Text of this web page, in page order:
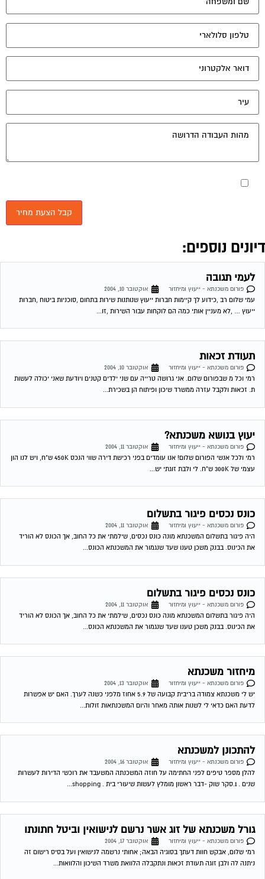
מאשר את תנאי הפרטיות
נוספים:
לעמי תגובה
פורום משכנתא - ייעוץ ומיחזור
רמי וכל מ שבפורום שלום. אני גרושה טרייה עם שני ילדים קטנים ויודעת שאני יכולה לעשות
יעוץ בנושא משכנתא?
פורום משכנתא - ייעוץ ומיחזור
אוקטובר 11, 2004
רמי ולכל אנשי הפורום שלום! אנו עומדים בפני רכישת דירה שווי הנכס 450K ש"ח, ויש לנו הון
עצמי של 300K ש"ח. לי ולבת זוגתי יש...
כונס נכסים פיגור בתשלום
פורום משכנתא - ייעוץ ומיחזור
אוקטובר 11, 2004
היה פיגור בתשלום המשכנתא מונה כונס נכסים, שילמתי את כל החוב, אך הכונס לא הוריד
את הכינוס. בבנק משכן טענו שעד שנגמור את המשכנתא הכונס...
כונס נכסים פיגור בתשלום
פורום משכנתא - ייעוץ ומיחזור
אוקטובר 11, 2004
היה פיגור בתשלום המשכנתא מונה כונס נכסים, שילמתי את כל החוב, אך הכונס לא הוריד
את הכינוס. בבנק משכן טענו שעד שנגמור את המשכנתא הכונס...
מיחזור משכנתא
פורום משכנתא - ייעוץ ומיחזור
אוקטובר 13, 2004
יש לי משכנתא צמודה בריבית קבועה של 5.9 אחוז מלפני כשנה לערך. האם יש אפשרות
לדעת האם כדאי לי לשנות אותה מאחר והיום המשכנתאות זולות...
להתכונן למשכנתא
פורום משכנתא - ייעוץ ומיחזור
אוקטובר 16, 2004
להלן מספר טיפים לפני החתימה על חוזה המשכנתה המשעבד את רוכשי הדירות לעשרות
שנים . 1.סקר שוק -דבר ראשון מומלץ לעשות שיעורי בית . shopping...
גורל משכנתא של זוג אשר נרשם לנישואין וביטל חתונתו
פורום משכנתא - ייעוץ ומיחזור
אוקטובר 17, 2004
רמי שלום, אבקש חוות דעתך בסוגיה הבאה; אחותי נרשמה לנישואין ועל בסיס רישום זה
ניתנה לה ולבן זוגה תעודת זכאות ונתקבלה הלוואת משרד השיכון והלוואות...
משכנתא
פורום משכנתא - ייעוץ ומיחזור
אוקטובר 17, 2004
שלום לרמי. אני שוקל לקחת משכנתא לצורך קניית הדירה. כיום עם הריביות במשק שיחסית
אינן גבוהות איני בטוח איזה סוג של משכנתא לקחת. ידוע לי...
גרירת משכנתא – מכתב כוונות מהבנק
פורום משכנתא - ייעוץ ומיחזור
אוקטובר 28, 2004
אנו רוכשים דירה מאדם שיש לו משכנתא על הנכס אותו אנו מעויניים לקנות, (מישכן את הבית
גם לטובת הנכס החדש שאותו מתכוון לקנות). גובה סכום...